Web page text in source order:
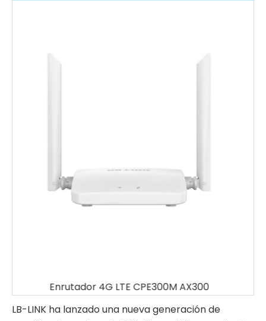
Enrutador 4G LTE CPE300M AX300
LB-LINK ha lanzado una nueva generación de